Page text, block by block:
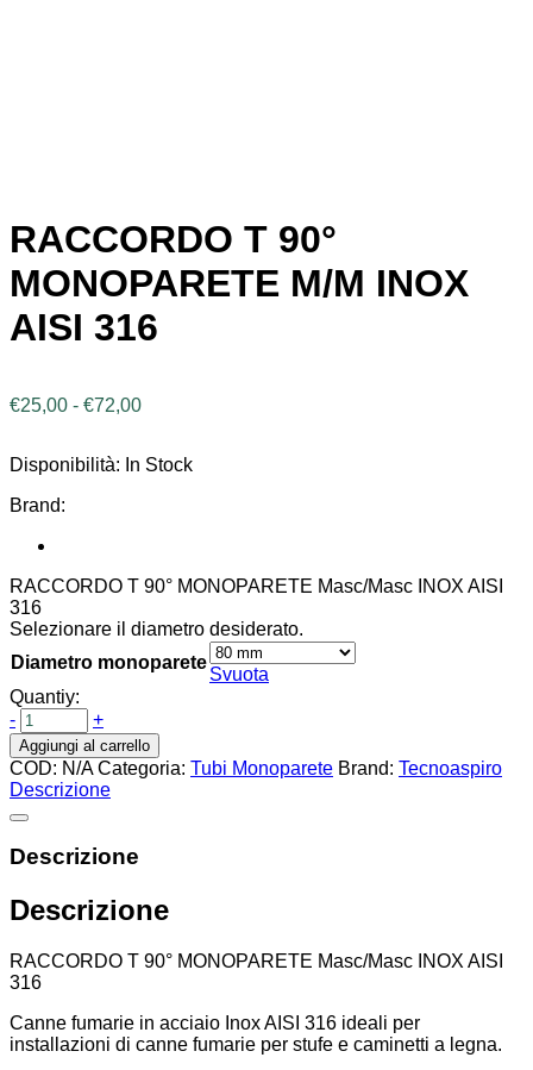
RACCORDO T 90°
MONOPARETE M/M INOX
AISI 316
€25,00 - €72,00Fascia
da
Disponibilità: In Stock
Brand:
RACCORDO T 90° MONOPARETE Masc/Masc INOX AISI
316
Selezionare il diametro desiderato.
Diametro monoparete
Svuota
Quantiy:
-
+
Aggiungi al carrello
COD: N/A Categoria: Tubi Monoparete Brand: Tecnoaspiro
Descrizione
Descrizione
Descrizione
RACCORDO T 90° MONOPARETE Masc/Masc INOX AISI
316
Canne fumarie in acciaio Inox AISI 316 ideali per
installazioni di canne fumarie per stufe e caminetti a legna.